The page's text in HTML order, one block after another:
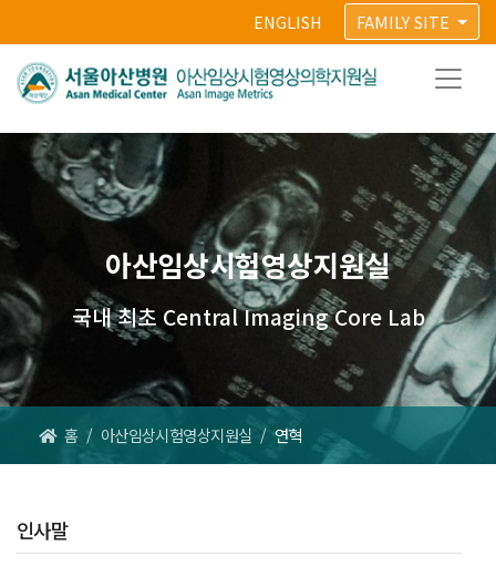
ENGLISH FAMILY SITE
아산임상시험영상지원실
국내 최초 Central Imaging Core Lab
홈 / 아산임상시험영상지원실 / 연혁
인사말